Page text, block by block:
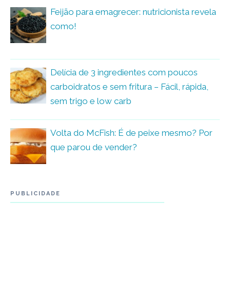
Feijão para emagrecer: nutricionista revela
como!
Delícia de 3 ingredientes com poucos
carboidratos e sem fritura – Fácil, rápida,
sem trigo e low carb
Volta do McFish: É de peixe mesmo? Por
que parou de vender?
PUBLICIDADE